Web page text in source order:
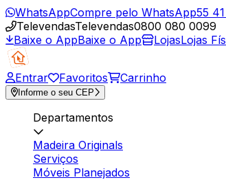
WhatsAppCompre pelo WhatsApp55
TelevendasTelevendas0800 080 0099
Baixe o AppBaixe o App LojasLojas
Entrar Favoritos Carrinho
Informe o seu CEP
Departamentos
Madeira Originals
Serviços
Móveis Planejados